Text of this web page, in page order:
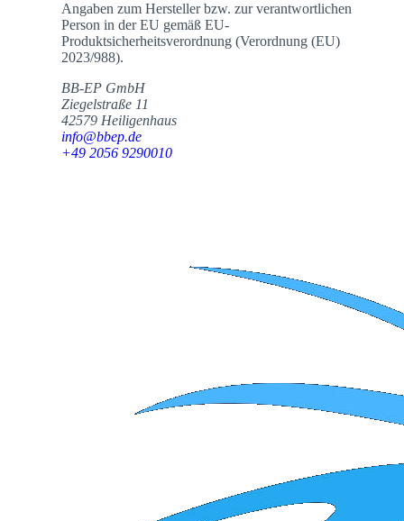
Angaben zum Hersteller bzw. zur verantwortlichen
Person in der EU gemäß EU-
Produktsicherheitsverordnung (Verordnung (EU)
2023/988).
BB-EP GmbH
Ziegelstraße 11
42579 Heiligenhaus
info@bbep.de
+49 2056 9290010